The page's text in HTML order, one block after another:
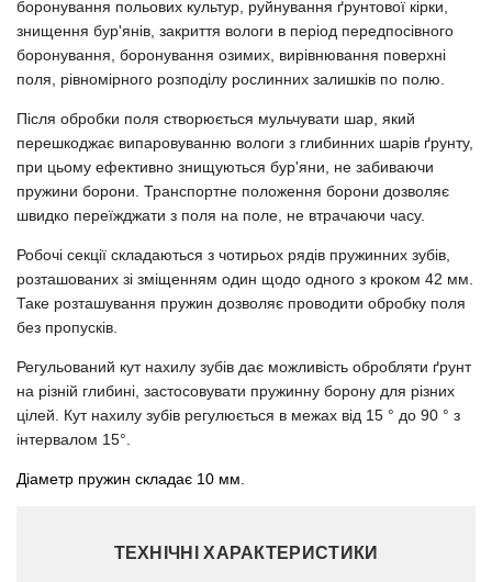
боронування польових культур, руйнування ґрунтової кірки,
знищення бур'янів, закриття вологи в період передпосівного
боронування, боронування озимих, вирівнювання поверхні
поля, рівномірного розподілу рослинних залишків по полю.
Після обробки поля створюється мульчувати шар, який
перешкоджає випаровуванню вологи з глибинних шарів ґрунту,
при цьому ефективно знищуються бур'яни, не забиваючи
пружини борони. Транспортне положення борони дозволяє
швидко переїжджати з поля на поле, не втрачаючи часу.
Робочі секції складаються з чотирьох рядів пружинних зубів,
розташованих зі зміщенням один щодо одного з кроком 42 мм.
Таке розташування пружин дозволяє проводити обробку поля
без пропусків.
Регульований кут нахилу зубів дає можливість обробляти ґрунт
на різній глибині, застосовувати пружинну борону для різних
цілей. Кут нахилу зубів регулюється в межах від 15 ° до 90 ° з
інтервалом 15°.
Діаметр пружин складає 10 мм.
ТЕХНІЧНІ ХАРАКТЕРИСТИКИ